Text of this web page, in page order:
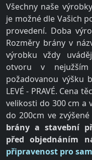
Všechny naše
je možné dle Vašich
provedení. Doba
Rozměry brány v
výrobku vždy
otvoru v
požadovanou výšku
LEVÉ - PRAVÉ. Cena
velikosti do 300 cm a
do 200cm ve
brány a stavební
před objednáním
připravenost pro